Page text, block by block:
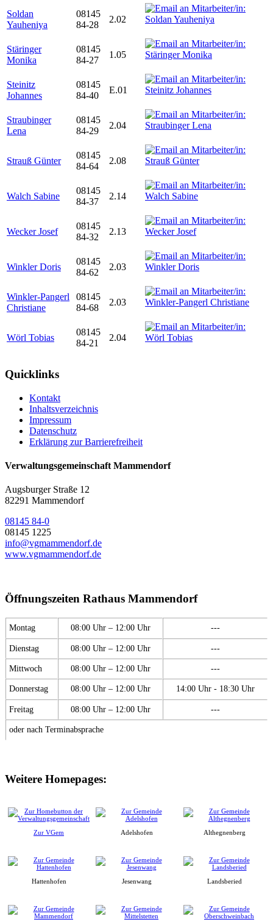
Soldan
Yauheniya
08145
84-28
2.02
Stäringer
Monika
08145
84-27
1.05
Steinitz
Johannes
08145
84-40
E.01
Straubinger
Lena
08145
84-29
2.04
Strauß Günter
08145
84-64
2.08
Walch Sabine
08145
84-37
2.14
Wecker Josef
08145
84-32
2.13
Winkler Doris
08145
84-62
2.03
Winkler-Pangerl
Christiane
08145
84-68
2.03
Wörl Tobias
08145
84-21
2.04
Quicklinks
Kontakt
Inhaltsverzeichnis
Impressum
Datenschutz
Erklärung zur Barrierefreiheit
Verwaltungsgemeinschaft Mammendorf
Augsburger Straße 12
82291 Mammendorf
08145 84-0
08145 1225
info@vgmammendorf.de
www.vgmammendorf.de
Öffnungszeiten Rathaus Mammendorf
Montag 08:00 Uhr – 12:00 Uhr ---
Dienstag 08:00 Uhr – 12:00 Uhr ---
Mittwoch 08:00 Uhr – 12:00 Uhr ---
Donnerstag 08:00 Uhr – 12:00 Uhr 14:00 Uhr - 18:30 Uhr
Freitag 08:00 Uhr – 12:00 Uhr ---
oder nach Terminabsprache
Weitere Homepages:
Zur VGem Adelshofen Althegnenberg
Hattenhofen Jesenwang Landsberied